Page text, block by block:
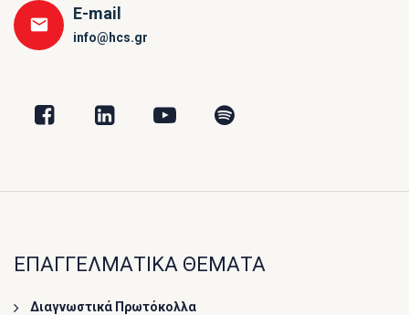
E-mail
info@hcs.gr
ΕΠΑΓΓΕΛΜΑΤΙΚΑ ΘΕΜΑΤΑ
Διαγνωστικά Πρωτόκολλα